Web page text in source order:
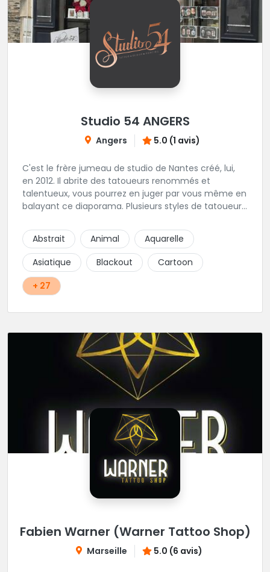
Studio 54 ANGERS
Angers 5.0 (1 avis)
C'est le frère jumeau de studio de Nantes créé, lui,
en 2012. Il abrite des tatoueurs renommés et
talentueux, vous pourrez en juger par vous même en
balayant ce diaporama. Plusieurs styles de tatoueurs
répondre à tout types de demandes. Bien sur dans
une hygiène très stricte.
Abstrait Animal
Aquarelle
Asiatique
Blackout
Cartoon
+ 27
Fabien Warner (Warner Tattoo Shop)
Marseille 5.0 (6 avis)